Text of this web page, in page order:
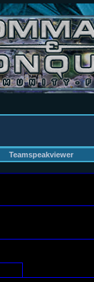
Teamspeakviewer